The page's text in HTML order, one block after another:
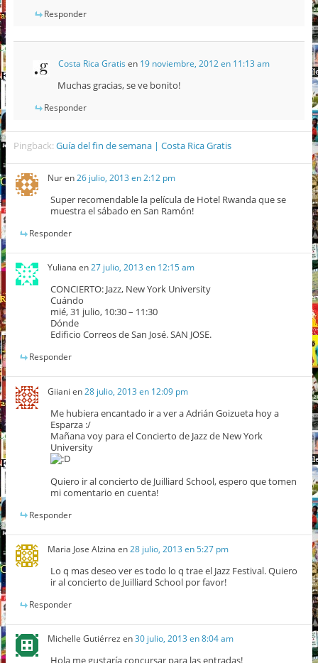
Responder
Costa Rica Gratis en 19 noviembre, 2012 en 11:13 am
Muchas gracias, se ve bonito!
Responder
Pingback:Guía del fin de semana | Costa Rica Gratis
Nuren26 julio, 2013 en 2:12 pm
Super recomendable la película de Hotel Rwanda que se
muestra el sábado en San Ramón!
Responder
Yuliana en27 julio, 2013 en 12:15 am
CONCIERTO: Jazz, New York University
Cuándo
mié, 31 julio, 10:30 – 11:30
Dónde
Edificio Correos de San José. SAN JOSE.
Responder
Giiani en28 julio, 2013 en 12:09 pm
Me hubiera encantado ir a ver a Adrián Goizueta hoy a
Esparza :/
Mañana voy para el Concierto de Jazz de New York
University
Quiero ir al concierto de Juilliard School, espero que tomen
mi comentario en cuenta!
Responder
Maria Jose Alzina en28 julio, 2013 en 5:27 pm
Lo q mas deseo ver es todo lo q trae el Jazz Festival. Quiero
ir al concierto de Juilliard School por favor!
Responder
Michelle Gutiérrez en30 julio, 2013 en 8:04 am
Hola me gustaría concursar para las entradas!